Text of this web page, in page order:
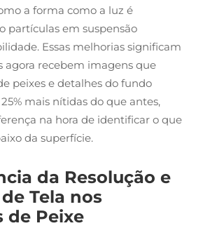
a forma como a luz é
partículas em suspensão
Essas melhorias significam
agora recebem imagens que
peixes e detalhes do fundo
mais nítidas do que antes,
na hora de identificar o que
da superfície.
da Resolução e
Tela nos
de Peixe